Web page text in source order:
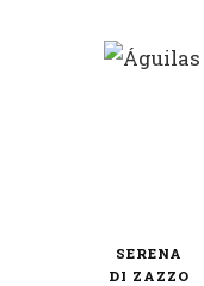
SERENA
DI ZAZZO